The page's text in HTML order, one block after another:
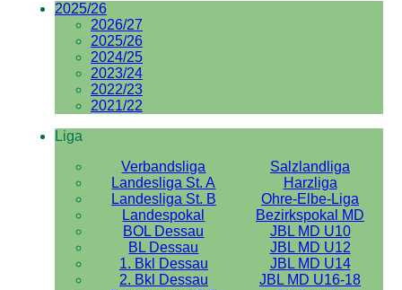
2025/26
2026/27
2025/26
2024/25
2023/24
2022/23
2021/22
Liga
Verbandsliga
Salzlandliga
Landesliga St. A
Harzliga
Landesliga St. B
Ohre-Elbe-Liga
Landespokal
Bezirkspokal MD
BOL Dessau
JBL MD U10
BL Dessau
JBL MD U12
1. Bkl Dessau
JBL MD U14
2. Bkl Dessau
JBL MD U16-18